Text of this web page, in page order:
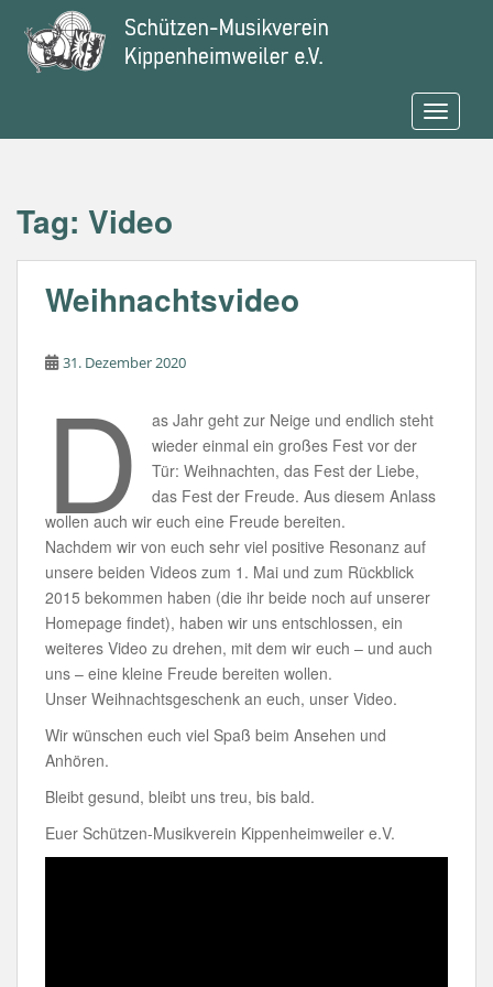
o
Tag: Video
Weihnachtsvideo
31. Dezember 2020
D
as Jahr geht zur Neige und endlich steht
wieder einmal ein großes Fest vor der
Tür: Weihnachten, das Fest der Liebe,
das Fest der Freude. Aus diesem Anlass
wollen auch wir euch eine Freude bereiten.
Nachdem wir von euch sehr viel positive Resonanz auf
unsere beiden Videos zum 1. Mai und zum Rückblick
2015 bekommen haben (die ihr beide noch auf unserer
Homepage findet), haben wir uns entschlossen, ein
weiteres Video zu drehen, mit dem wir euch – und auch
uns – eine kleine Freude bereiten wollen.
Unser Weihnachtsgeschenk an euch, unser Video.
Wir wünschen euch viel Spaß beim Ansehen und
Anhören.
Bleibt gesund, bleibt uns treu, bis bald.
Euer Schützen-Musikverein Kippenheimweiler e.V.